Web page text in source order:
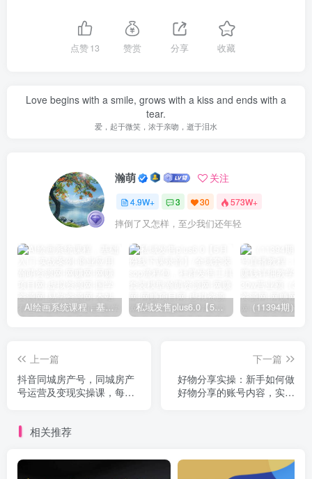
点赞13 赞赏 分享 收藏
Love begins with a smile, grows with a kiss and ends with a
tear.
爱，起于微笑，浓于亲吻，逝于泪水
瀚萌 关注
4.9W+ 3 30 573W+
摔倒了又怎样，至少我们还年轻
AI绘画系统课程，基础入门-实战案例-商业应用 私域发售plus6.0【5月份线下课录音】/全域套装sop流程包，社群发售工具套装模型
上一篇
抖音同城房产号，同城房产
号运营及变现实操课，每发
下一篇
好物分享实操：新手如何做
好物分享的账号内容，实操
相关推荐